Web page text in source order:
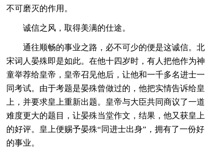
不可磨灭的作用。
诚信之风，取得美满的仕途。
通往顺畅的事业之路，必不可少的便是这诚信。北
宋词人晏殊即是如此。在他十四岁时，有人把他作为神
童举荐给皇帝，皇帝召见他后，让他和一千多名进士一
同考试。由于考题是晏殊曾做过的，他把实情告诉给皇
上，并要求皇上重新出题。皇帝与大臣共同商议了一道
难度更大的题目，让晏殊当堂作文，结果，他又获皇上
的好评。皇上便赐予晏殊“同进士出身”，拥有了一份好
的事业。